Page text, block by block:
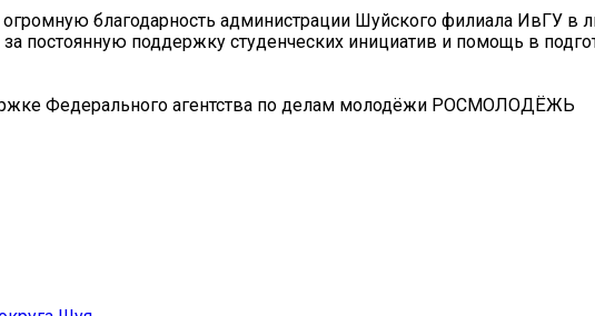
благодарность администрации Шуйского филиала ИвГУ в
постоянную поддержку студенческих инициатив и помощь в
Федерального агентства по делам молодёжи РОСМОЛОДЁЖЬ